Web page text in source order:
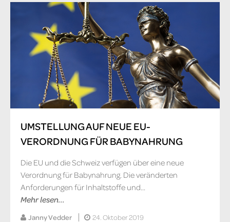
UMSTELLUNG AUF NEUE EU-
VERORDNUNG FÜR BABYNAHRUNG
Die EU und die Schweiz verfügen über eine neue
Verordnung für Babynahrung. Die veränderten
Anforderungen für Inhaltstoffe und...
Mehr lesen...
Janny Vedder 24. Oktober 2019